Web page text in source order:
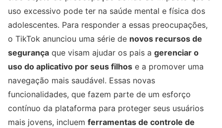
uso excessivo pode ter na saúde mental e física dos
adolescentes. Para responder a essas preocupações,
o TikTok anunciou uma série de novos recursos de
segurança que visam ajudar os pais a gerenciar o
uso do aplicativo por seus filhos e a promover uma
navegação mais saudável. Essas novas
funcionalidades, que fazem parte de um esforço
contínuo da plataforma para proteger seus usuários
mais jovens, incluem ferramentas de controle de